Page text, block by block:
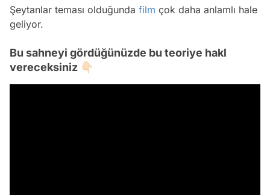
Şeytanlar teması olduğunda film çok daha anlamlı hale
geliyor.
Bu sahneyi gördüğünüzde bu teoriye hakl
vereceksiniz 👇🏻